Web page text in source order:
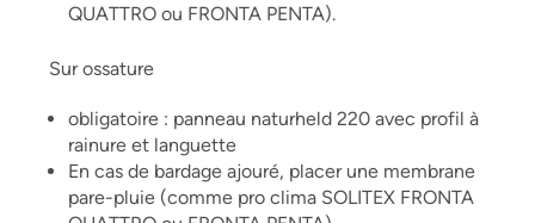
QUATTRO ou FRONTA PENTA).
Sur ossature
obligatoire : panneau naturheld 220 avec profil à
rainure et languette
En cas de bardage ajouré, placer une membrane
pare-pluie (comme pro clima SOLITEX FRONTA